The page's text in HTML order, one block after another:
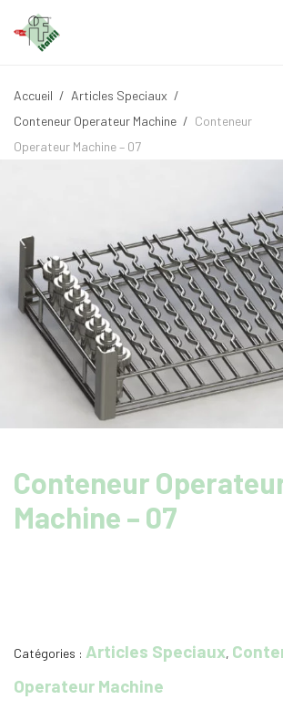
Accueil / Articles Speciaux /
Conteneur Operateur Machine / Conteneur
Operateur Machine – 07
Conteneur
Machine – 07
Catégories : Articles Speciaux,
Operateur Machine